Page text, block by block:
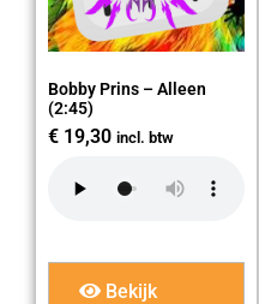
Bobby Prins – Alleen
(2:45)
€ 19,30 incl. btw
Bekijk